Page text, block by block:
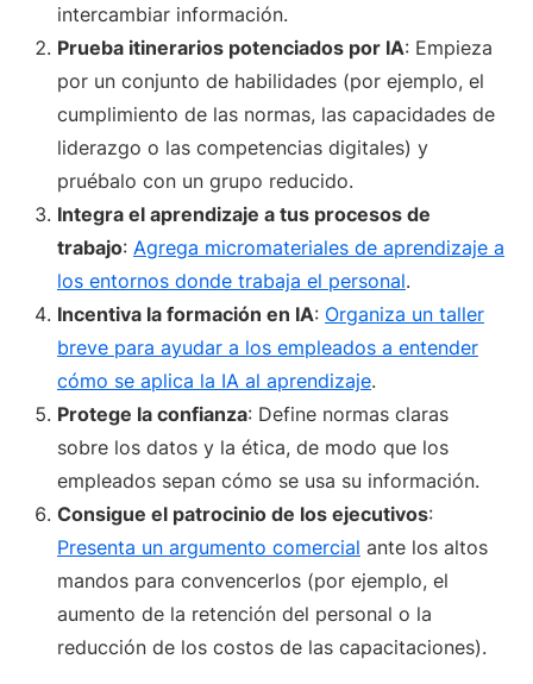
intercambiar información.
Prueba itinerarios potenciados por IA: Empieza
por un conjunto de habilidades (por ejemplo, el
cumplimiento de las normas, las capacidades de
liderazgo o las competencias digitales) y
pruébalo con un grupo reducido.
Integra el aprendizaje a tus procesos de
trabajo: Agrega micromateriales de aprendizaje a
los entornos donde trabaja el personal.
Incentiva la formación en IA: Organiza un taller
breve para ayudar a los empleados a entender
cómo se aplica la IA al aprendizaje.
Protege la confianza: Define normas claras
sobre los datos y la ética, de modo que los
empleados sepan cómo se usa su información.
Consigue el patrocinio de los ejecutivos:
Presenta un argumento comercial ante los altos
mandos para convencerlos (por ejemplo, el
aumento de la retención del personal o la
reducción de los costos de las capacitaciones).